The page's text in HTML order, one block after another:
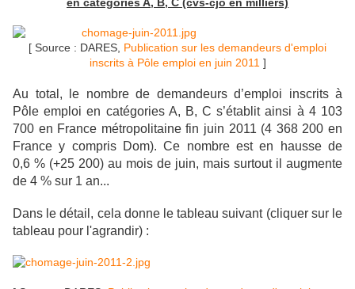
[ Source : DARES, Publication sur les demandeurs d'emploi
inscrits à Pôle emploi en juin 2011 ]
Au total, le nombre de demandeurs d’emploi inscrits à
Pôle emploi en catégories A, B, C s’établit ainsi à 4 103
700 en France métropolitaine fin juin 2011 (4 368 200 en
France y compris Dom). Ce nombre est en hausse de
0,6 % (+25 200) au mois de juin, mais surtout il augmente
de 4 % sur 1 an...
Dans le détail, cela donne le tableau suivant (cliquer sur le
tableau pour l'agrandir) :